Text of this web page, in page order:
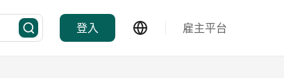
登入 雇主平台